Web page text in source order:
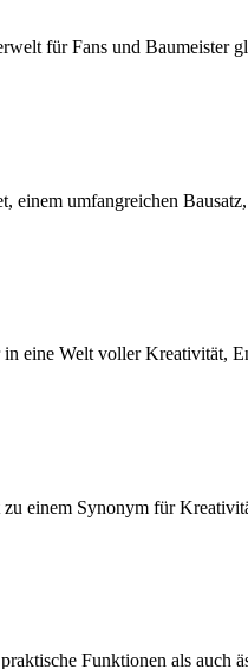
für Fans und Baumeister
umfangreichen
eine Welt voller Kreativität,
einem Synonym für
Funktionen als